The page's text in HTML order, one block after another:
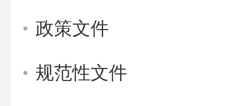
政策文件
规范性文件